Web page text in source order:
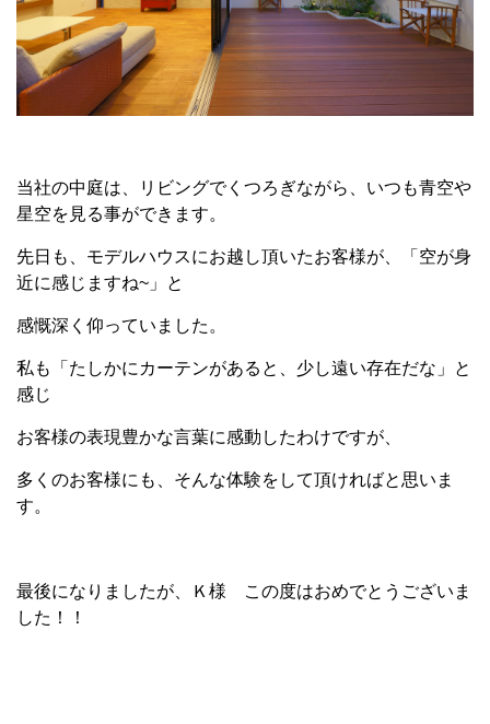
当社の中庭は、リビングでくつろぎながら、いつも青空や
星空を見る事ができます。
先日も、モデルハウスにお越し頂いたお客様が、「空が身
近に感じますね~」と
感慨深く仰っていました。
私も「たしかにカーテンがあると、少し遠い存在だな」と
感じ
お客様の表現豊かな言葉に感動したわけですが、
多くのお客様にも、そんな体験をして頂ければと思いま
す。
最後になりましたが、Ｋ様 この度はおめでとうございま
した！！